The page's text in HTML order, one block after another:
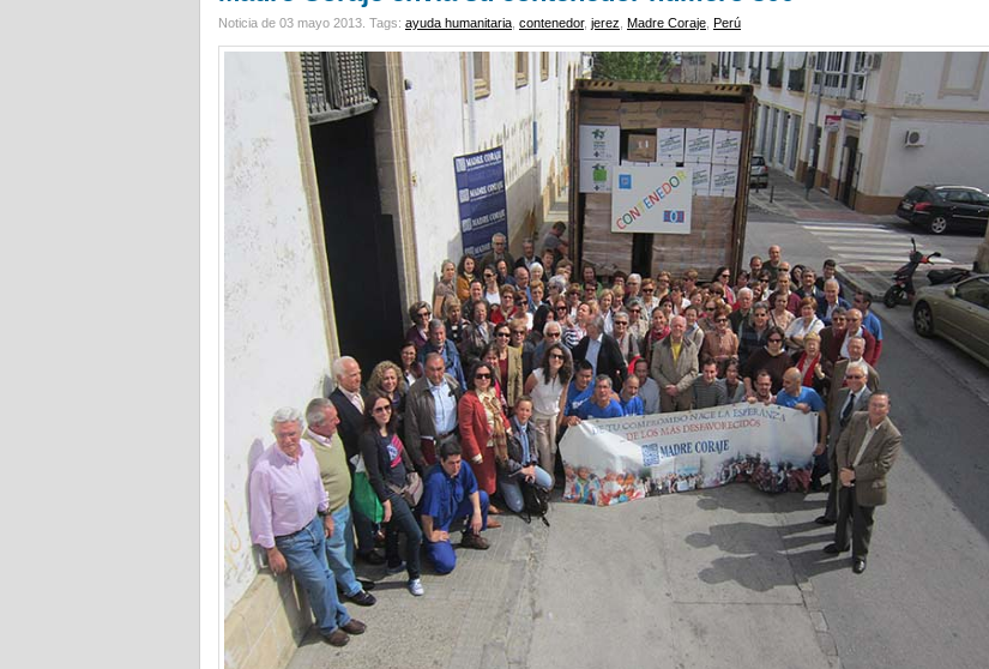
Noticia de 03 mayo 2013. Tags: ayuda humanitaria contenedor, jerez Madre Coraje Perú